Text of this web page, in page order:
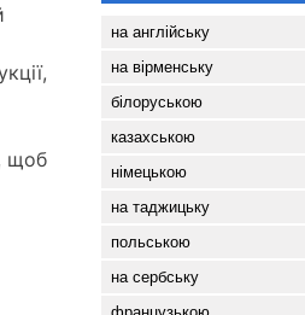
щоб
на англійську
на вірменську
білоруською
казахською
німецькою
на таджицьку
польською
на сербську